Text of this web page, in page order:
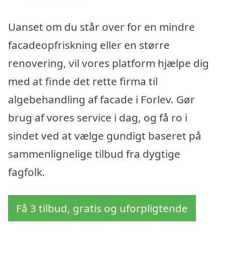
Uanset om du står over for en mindre
facadeopfriskning eller en større
renovering, vil vores platform hjælpe dig
med at finde det rette firma til
algebehandling af facade i Forlev. Gør
brug af vores service i dag, og få ro i
sindet ved at vælge gundigt baseret på
sammenlignelige tilbud fra dygtige
fagfolk.
Få 3 tilbud, gratis og uforpligtende